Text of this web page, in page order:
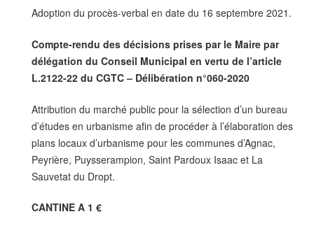
Adoption du procès-verbal en date du 16 septembre 2021.
Compte-rendu des décisions prises par le Maire par
délégation du Conseil Municipal en vertu de l’article
L.2122-22 du CGTC – Délibération n°060-2020
Attribution du marché public pour la sélection d’un bureau
d’études en urbanisme afin de procéder à l’élaboration des
plans locaux d’urbanisme pour les communes d’Agnac,
Peyrière, Puysserampion, Saint Pardoux Isaac et La
Sauvetat du Dropt.
CANTINE A 1 €